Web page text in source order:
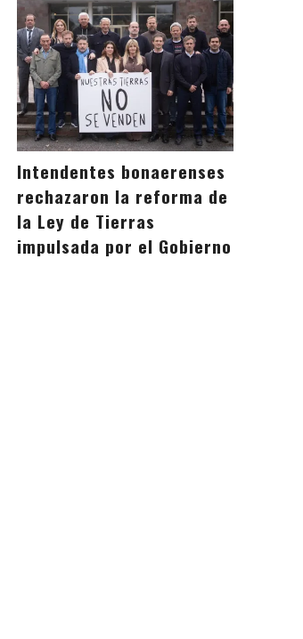
Intendentes bonaerenses
rechazaron la reforma de
la Ley de Tierras
impulsada por el Gobierno